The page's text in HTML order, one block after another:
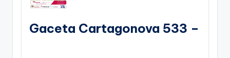
Gaceta Cartagonova 533 –